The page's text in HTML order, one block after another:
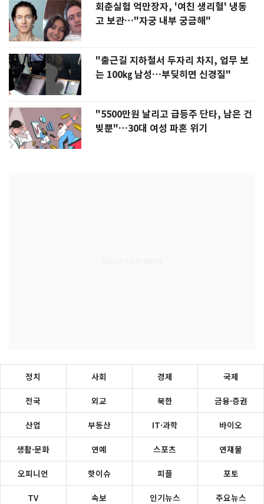
회춘실험 억만장자, '여친 생리혈' 냉동
고 보관…"자궁 내부 궁금해"
"출근길 지하철서 두자리 차지, 업무 보
는 100㎏ 남성…부딪히면 신경질"
"5500만원 날리고 급등주 단타, 남은 건
빚뿐"…30대 여성 파혼 위기
정치 사회 경제 국제
전국 외교 북한 금융·증권
산업 부동산 IT·과학 바이오
생활·문화 연예 스포츠 연재물
오피니언 핫이슈 피플 포토
TV 속보 인기뉴스 주요뉴스